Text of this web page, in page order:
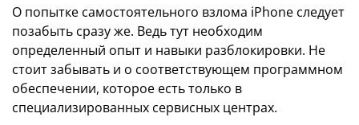
О попытке самостоятельного взлома iPhone следует
позабыть сразу же. Ведь тут необходим
определенный опыт и навыки разблокировки. Не
стоит забывать и о соответствующем программном
обеспечении, которое есть только в
специализированных сервисных центрах.